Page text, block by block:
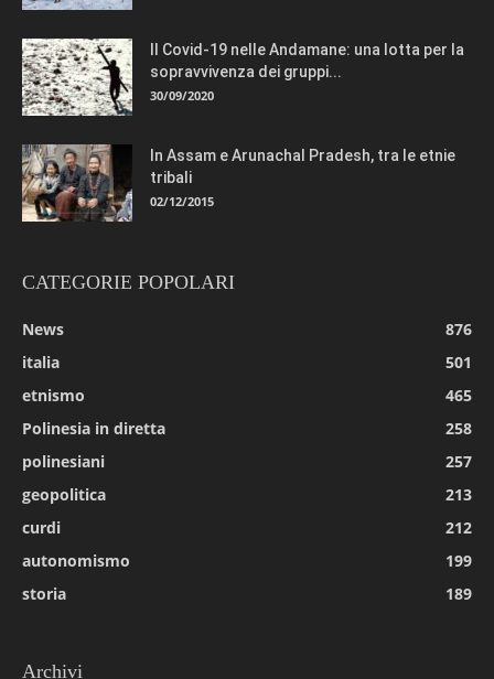
Il Covid-19 nelle Andamane: una lotta per la
sopravvivenza dei gruppi...
30/09/2020
In Assam e Arunachal Pradesh, tra le etnie
tribali
02/12/2015
CATEGORIE POPOLARI
News
876
italia
501
etnismo
465
Polinesia in diretta
258
polinesiani
257
geopolitica
213
curdi
212
autonomismo
199
storia
189
Archivi